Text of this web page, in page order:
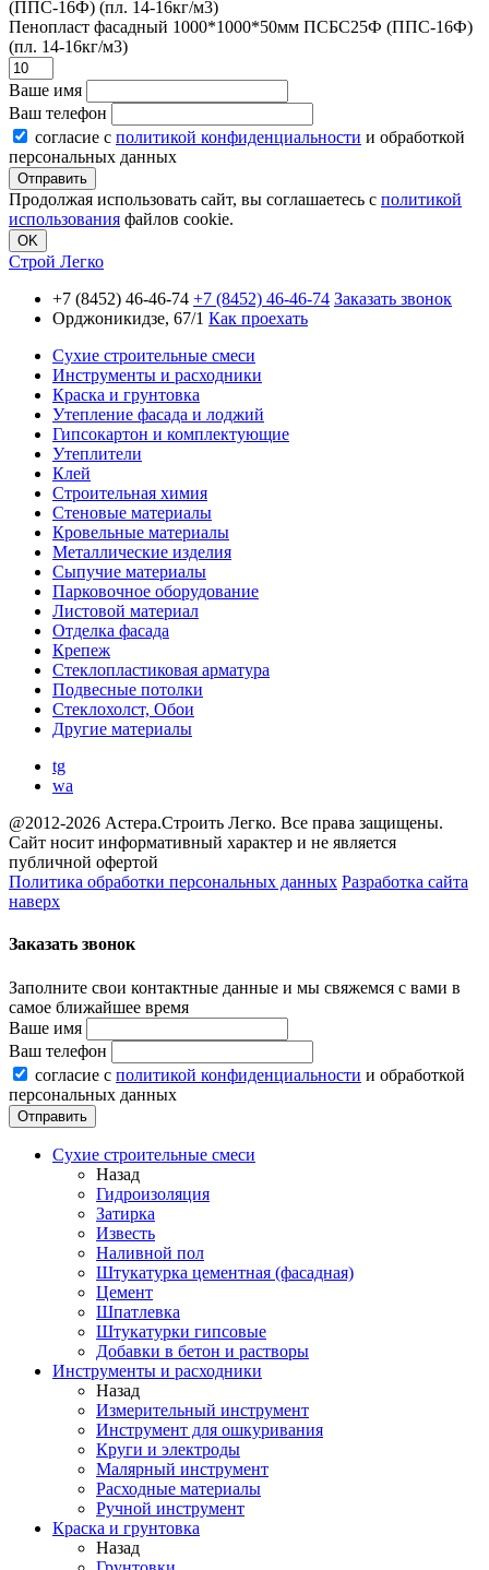
Пенопласт фасадный 1000*1000*50мм ПСБС25Ф (ППС-16Ф)
(пл. 14-16кг/м3)
Ваше имя
Ваш телефон
согласие с политикой конфиденциальности и обработкой
персональных данных
Продолжая использовать сайт, вы соглашаетесь с политикой
использования файлов cookie.
OK
Строй Легко
+7 (8452) 46-46-74 +7 (8452) 46-46-74 Заказать звонок
Орджоникидзе, 67/1 Как проехать
Сухие строительные смеси
Инструменты и расходники
Краска и грунтовка
Утепление фасада и лоджий
Гипсокартон и комплектующие
Утеплители
Клей
Строительная химия
Стеновые материалы
Кровельные материалы
Металлические изделия
Сыпучие материалы
Парковочное оборудование
Листовой материал
Отделка фасада
Крепеж
Стеклопластиковая арматура
Подвесные потолки
Стеклохолст, Обои
Другие материалы
tg
wa
@2012-2026 Астера.Строить Легко. Все права защищены.
Сайт носит информативный характер и не является
публичной офертой
Политика обработки персональных данных Разработка сайта
наверх
Заказать звонок
Заполните свои контактные данные и мы свяжемся с вами в
самое ближайшее время
Ваше имя
Ваш телефон
согласие с политикой конфиденциальности и обработкой
персональных данных
Сухие строительные смеси
Назад
Гидроизоляция
Затирка
Известь
Наливной пол
Штукатурка цементная (фасадная)
Цемент
Шпатлевка
Штукатурки гипсовые
Добавки в бетон и растворы
Инструменты и расходники
Назад
Измерительный инструмент
Инструмент для ошкуривания
Круги и электроды
Малярный инструмент
Расходные материалы
Ручной инструмент
Краска и грунтовка
Назад